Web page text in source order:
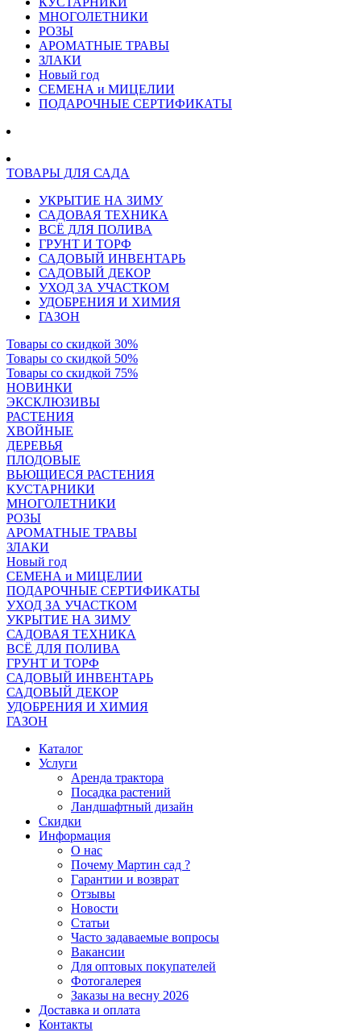
МНОГОЛЕТНИКИ
РОЗЫ
АРОМАТНЫЕ ТРАВЫ
ЗЛАКИ
Новый год
СЕМЕНА и МИЦЕЛИИ
ПОДАРОЧНЫЕ СЕРТИФИКАТЫ
ТОВАРЫ ДЛЯ САДА
УКРЫТИЕ НА ЗИМУ
САДОВАЯ ТЕХНИКА
ВСЁ ДЛЯ ПОЛИВА
ГРУНТ И ТОРФ
САДОВЫЙ ИНВЕНТАРЬ
САДОВЫЙ ДЕКОР
УХОД ЗА УЧАСТКОМ
УДОБРЕНИЯ И ХИМИЯ
ГАЗОН
Товары со скидкой 30%
Товары со скидкой 50%
Товары со скидкой 75%
НОВИНКИ
ЭКСКЛЮЗИВЫ
РАСТЕНИЯ
ХВОЙНЫЕ
ДЕРЕВЬЯ
ПЛОДОВЫЕ
ВЬЮЩИЕСЯ РАСТЕНИЯ
КУСТАРНИКИ
МНОГОЛЕТНИКИ
РОЗЫ
АРОМАТНЫЕ ТРАВЫ
ЗЛАКИ
Новый год
СЕМЕНА и МИЦЕЛИИ
ПОДАРОЧНЫЕ СЕРТИФИКАТЫ
УХОД ЗА УЧАСТКОМ
УКРЫТИЕ НА ЗИМУ
САДОВАЯ ТЕХНИКА
ВСЁ ДЛЯ ПОЛИВА
ГРУНТ И ТОРФ
САДОВЫЙ ИНВЕНТАРЬ
САДОВЫЙ ДЕКОР
УДОБРЕНИЯ И ХИМИЯ
ГАЗОН
Каталог
Услуги
Аренда трактора
Посадка растений
Ландшафтный дизайн
Скидки
Информация
О нас
Почему Мартин сад ?
Гарантии и возврат
Отзывы
Новости
Статьи
Часто задаваемые вопросы
Вакансии
Для оптовых покупателей
Фотогалерея
Заказы на весну 2026
Доставка и оплата
Контакты